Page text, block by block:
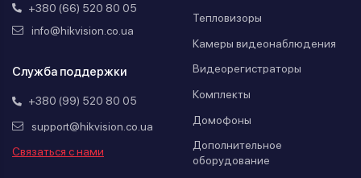
+380 (66) 520 80 05
info@hikvision.co.ua
Служба поддержки
+380 (99) 520 80 05
support@hikvision.co.ua
Связаться с нами
Тепловизоры
Камеры видеонаблюдения
Видеорегистраторы
Комплекты
Домофоны
Дополнительное
оборудование